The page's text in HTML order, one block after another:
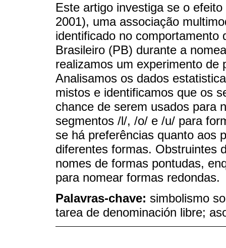
Este artigo investiga se o efeito
2001), uma associação
identificado no comportamento
Brasileiro (PB) durante a
realizamos um experimento
Analisamos os dados
mistos e identificamos que os
chance de serem usados para
segmentos /l/, /o/ e /u/ para
se há preferências quanto aos
diferentes formas. Obstruintes
nomes de formas pontudas,
para nomear formas redondas.
Palavras-chave: simbolismo
tarea de denominación libre;